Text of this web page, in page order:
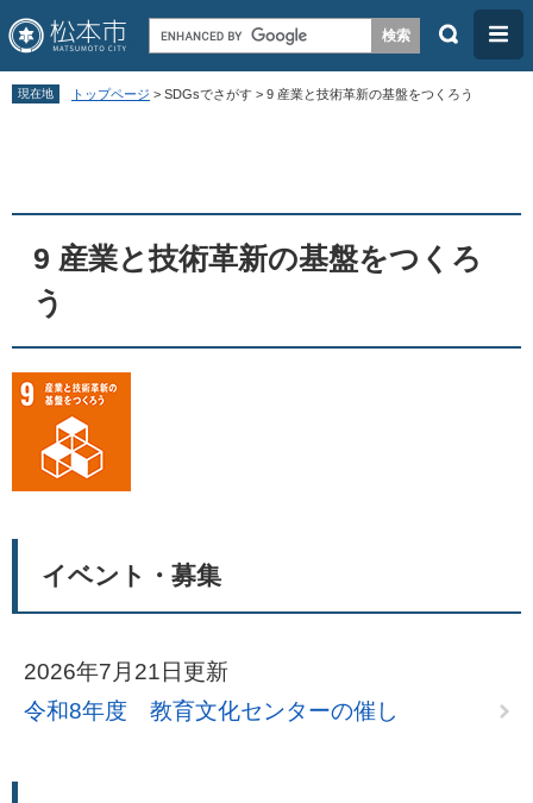
ペ
先
。
メ
を
て
本
検
メ
ニ
現在地 トップページ > SDGsでさがす > 9 産業と技術革新の基盤をつくろう
9 産業と技術革新の基盤をつくろ
う
イベント・募集
2026年7月21日更新
令和8年度 教育文化センターの催し